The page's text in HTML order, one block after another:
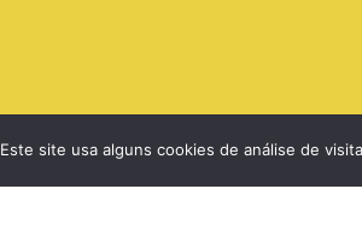
Este site usa alguns cookies de análise de